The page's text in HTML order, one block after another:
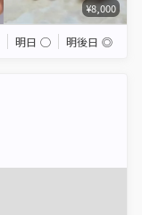
¥8,000
明日 ◯ 明後日 ◎